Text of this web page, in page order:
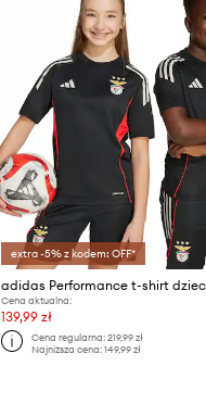
extra -5% z kodem: OFF*
Cena aktualna:
139,99 zł
Cena regularna: 219,99 zł
Najniższa cena: 149,99 zł